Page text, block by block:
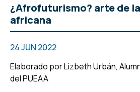
¿Afrofuturismo? arte de
africana
24 JUN 2022
Elaborado por Lizbeth Urbán,
del PUEAA